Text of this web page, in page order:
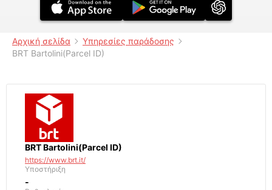
Αρχική σελίδα
Υπηρεσίες παράδοσης
BRT Bartolini(Parcel ID)
BRT Bartolini(Parcel ID)
https://www.brt.it/
Υποστήριξη
-